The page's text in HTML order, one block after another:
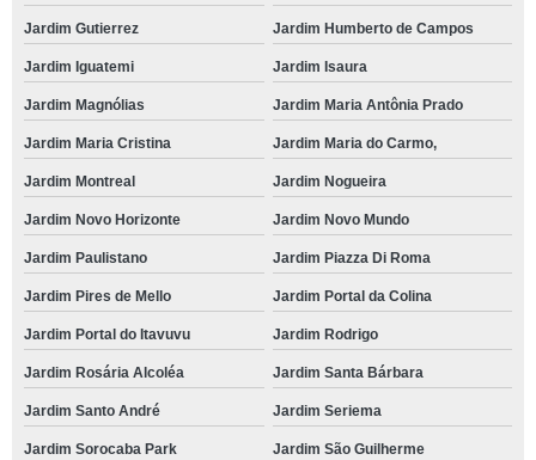
Jardim Gutierrez Jardim Humberto de Campos
Jardim Iguatemi Jardim Isaura
Jardim Magnólias Jardim Maria Antônia Prado
Jardim Maria Cristina Jardim Maria do Carmo,
Jardim Montreal Jardim Nogueira
Jardim Novo Horizonte Jardim Novo Mundo
Jardim Paulistano Jardim Piazza Di Roma
Jardim Pires de Mello Jardim Portal da Colina
Jardim Portal do Itavuvu Jardim Rodrigo
Jardim Rosária Alcoléa Jardim Santa Bárbara
Jardim Santo André Jardim Seriema
Jardim Sorocaba Park Jardim São Guilherme